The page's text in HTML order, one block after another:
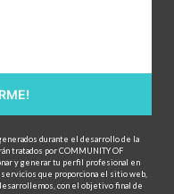
durante el desarrollo de la
tratados por COMMUNITY OF
y generar tu perfil profesional en
que proporciona el sitio web,
con el objetivo final de